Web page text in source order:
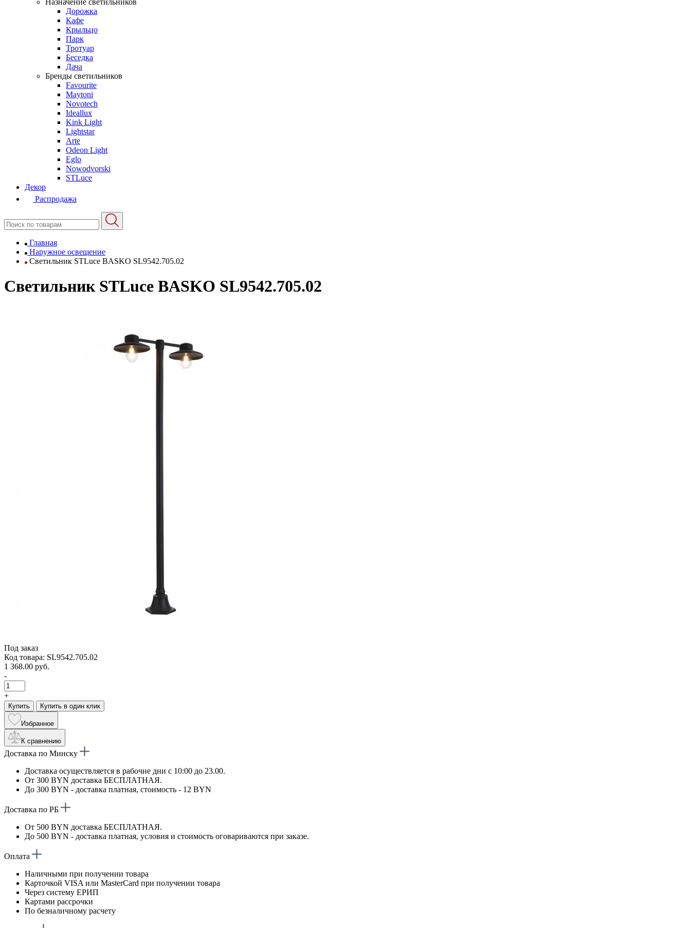
Назначение светильников
Дорожка
Кафе
Крыльцо
Парк
Тротуар
Беседка
Дача
Бренды светильников
Favourite
Maytoni
Novotech
Ideallux
Kink Light
Lightstar
Arte
Odeon Light
Eglo
Nowodvorski
STLuce
Декор
Распродажа
Главная
Наружное освещение
Светильник STLuce BASKO SL9542.705.02
Светильник STLuce BASKO SL9542.705.02
Под заказ
Код товара: SL9542.705.02
1 368.00 руб.
-
+
Купить Купить в один клик
Избранное
К сравнению
Доставка по Минску
Доставка осуществляется в рабочие дни с 10:00 до 23.00.
От 300 BYN доставка БЕСПЛАТНАЯ.
До 300 BYN - доставка платная, стоимость - 12 BYN
Доставка по РБ
От 500 BYN доставка БЕСПЛАТНАЯ.
До 500 BYN - доставка платная, условия и стоимость оговариваются при заказе.
Оплата
Наличными при получении товара
Карточкой VISA или MasterCard при получении товара
Через систему ЕРИП
Картами рассрочки
По безналичному расчету